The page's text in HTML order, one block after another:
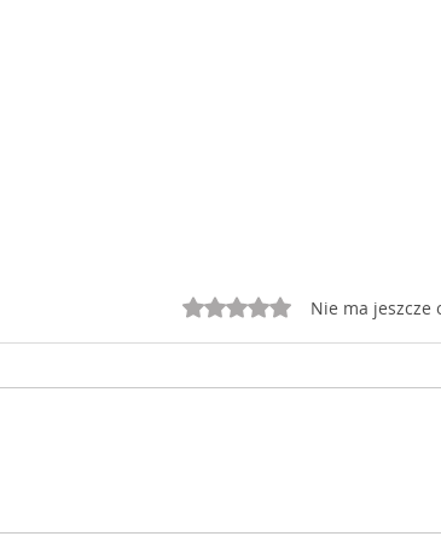
KRS, ale wkrótce się to
Oceniono na 0 z 5Nie ma jeszcze